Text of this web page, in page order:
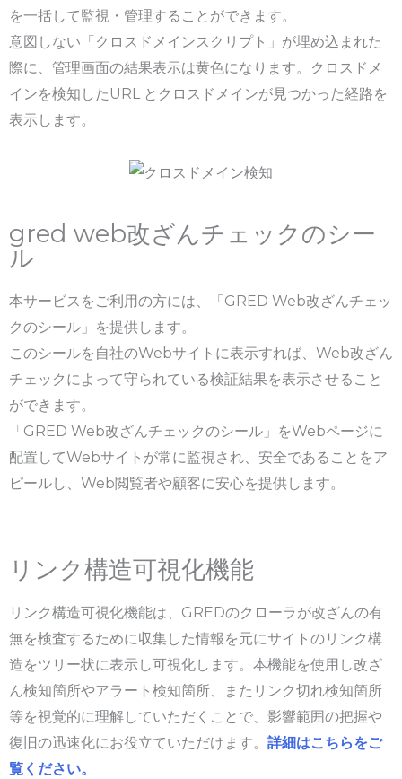
を一括して監視・管理することができます。
意図しない「クロスドメインスクリプト」が埋め込まれた
際に、管理画面の結果表示は黄色になります。クロスドメ
インを検知したURL とクロスドメインが見つかった経路を
表示します。
gred web改ざんチェックのシー
ル
本サービスをご利用の方には、「GRED Web改ざんチェッ
クのシール」を提供します。
このシールを自社のWebサイトに表示すれば、Web改ざん
チェックによって守られている検証結果を表示させること
ができます。
「GRED Web改ざんチェックのシール」をWebページに
配置してWebサイトが常に監視され、安全であることをア
ピールし、Web閲覧者や顧客に安心を提供します。
リンク構造可視化機能
リンク構造可視化機能は、GREDのクローラが改ざんの有
無を検査するために収集した情報を元にサイトのリンク構
造をツリー状に表示し可視化します。本機能を使用し改ざ
ん検知箇所やアラート検知箇所、またリンク切れ検知箇所
等を視覚的に理解していただくことで、影響範囲の把握や
復旧の迅速化にお役立ていただけます。 詳細はこちらをご
覧ください。